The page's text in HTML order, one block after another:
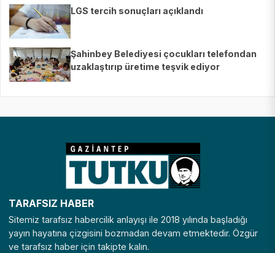
LGS tercih sonuçları açıklandı
Şahinbey Belediyesi çocukları telefondan
uzaklaştırıp üretime teşvik ediyor
TARAFSIZ HABER
Sitemiz tarafsız habercilik anlayışı ile 2018 yılında başladığı
yayın hayatına çizgisini bozmadan devam etmektedir. Özgür
ve tarafsız haber için takipte kalın.